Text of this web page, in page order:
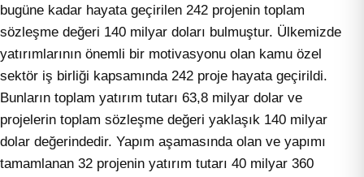
bugüne kadar hayata geçirilen 242 projenin toplam
sözleşme değeri 140 milyar doları bulmuştur. Ülkemizde
yatırımlarının önemli bir motivasyonu olan kamu özel
sektör iş birliği kapsamında 242 proje hayata geçirildi.
Bunların toplam yatırım tutarı 63,8 milyar dolar ve
projelerin toplam sözleşme değeri yaklaşık 140 milyar
dolar değerindedir. Yapım aşamasında olan ve yapımı
tamamlanan 32 projenin yatırım tutarı 40 milyar 360